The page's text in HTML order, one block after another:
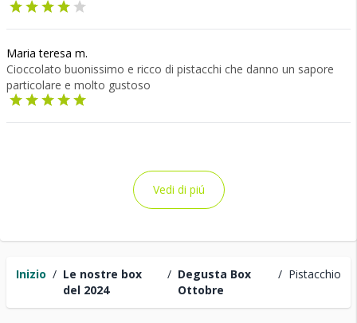
Inizio / Le nostre box
del 2024
/ Degusta Box
Ottobre
/ Pistacchio
Maria teresa m.
Cioccolato buonissimo e ricco di pistacchi che danno un sapore
particolare e molto gustoso
Vedi di piú